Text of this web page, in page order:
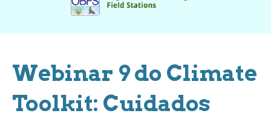
Webinar 9 do Climate
Toolkit: Cuidados